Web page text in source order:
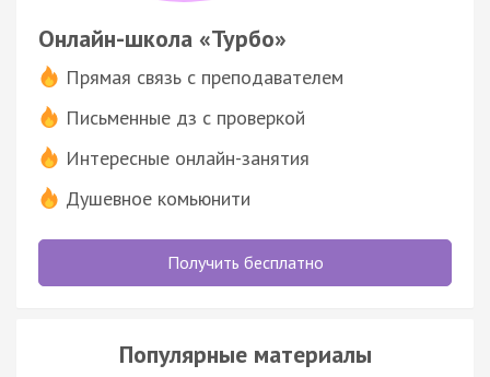
Онлайн-школа «Турбо»
Прямая связь с преподавателем
Письменные дз с проверкой
Интересные онлайн-занятия
Душевное комьюнити
Получить бесплатно
Популярные материалы